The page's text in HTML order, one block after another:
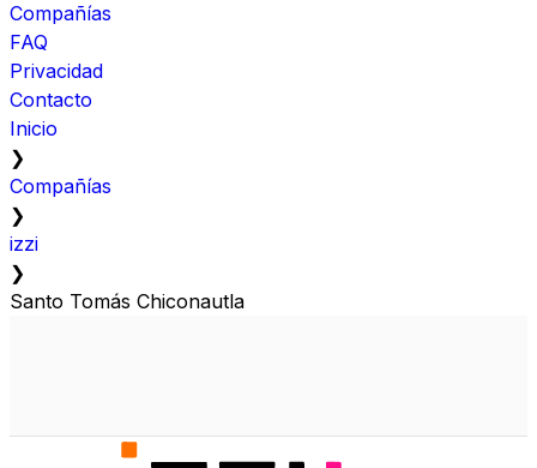
Compañías
FAQ
Privacidad
Contacto
Inicio
❯
Compañías
❯
izzi
❯
Santo Tomás Chiconautla